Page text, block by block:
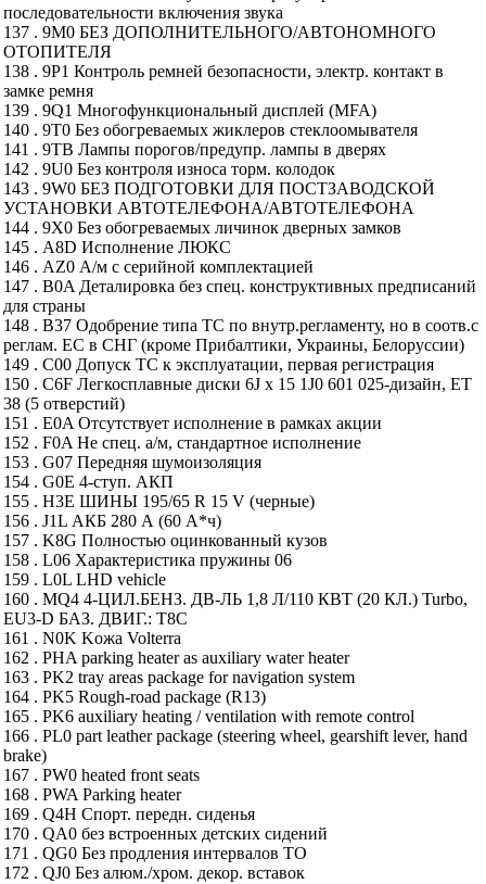
последовательности включения звука
137 . 9M0 БЕЗ ДОПОЛНИТЕЛЬНОГО/АВТОНОМНОГО
ОТОПИТЕЛЯ
138 . 9P1 Контроль ремней безопасности, электр. контакт в
замке ремня
139 . 9Q1 Многофункциональный дисплей (MFA)
140 . 9T0 Без обогреваемых жиклеров стеклоомывателя
141 . 9TB Лампы порогов/предупр. лампы в дверях
142 . 9U0 Без контроля износа торм. колодок
143 . 9W0 БЕЗ ПОДГОТОВКИ ДЛЯ ПОСТЗАВОДСКОЙ
УСТАНОВКИ АВТОТЕЛЕФОНА/АВТОТЕЛЕФОНА
144 . 9X0 Без обогреваемых личинок дверных замков
145 . A8D Исполнение ЛЮКС
146 . AZ0 А/м с серийной комплектацией
147 . B0A Деталировка без спец. конструктивных предписаний
для страны
148 . B37 Одобрение типа ТС по внутр.регламенту, но в соотв.с
реглам. ЕС в СНГ (кроме Прибалтики, Украины, Белоруссии)
149 . C00 Допуск ТС к эксплуатации, первая регистрация
150 . C6F Легкосплавные диски 6J x 15 1J0 601 025-дизайн, ET
38 (5 отверстий)
151 . E0A Отсутствует исполнение в рамках акции
152 . F0A Не спец. а/м, стандартное исполнение
153 . G07 Передняя шумоизоляция
154 . G0E 4-ступ. АКП
155 . H3E ШИНЫ 195/65 R 15 V (черные)
156 . J1L АКБ 280 А (60 А*ч)
157 . K8G Полностью оцинкованный кузов
158 . L06 Характеристика пружины 06
159 . L0L LHD vehicle
160 . MQ4 4-ЦИЛ.БЕНЗ. ДВ-ЛЬ 1,8 Л/110 КВТ (20 КЛ.) Turbo,
EU3-D БАЗ. ДВИГ.: T8C
161 . N0K Kожа Volterra
162 . PHA parking heater as auxiliary water heater
163 . PK2 tray areas package for navigation system
164 . PK5 Rough-road package (R13)
165 . PK6 auxiliary heating / ventilation with remote control
166 . PL0 part leather package (steering wheel, gearshift lever, hand
brake)
167 . PW0 heated front seats
168 . PWA Parking heater
169 . Q4H Спорт. передн. сиденья
170 . QA0 без встроенных детских сидений
171 . QG0 Без продления интервалов ТО
172 . QJ0 Без алюм./хром. декор. вставок